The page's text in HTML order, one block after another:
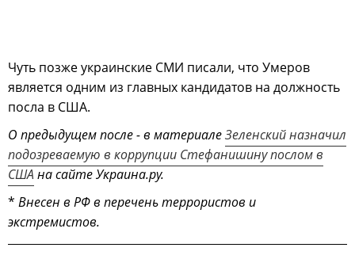
Чуть позже украинские СМИ писали, что Умеров
является одним из главных кандидатов на должность
посла в США.
О предыдущем после - в материалеЗеленский назначил
подозреваемую в коррупции Стефанишину послом в
США на сайте Украина.ру.
* Внесен в РФ в перечень террористов и
экстремистов.